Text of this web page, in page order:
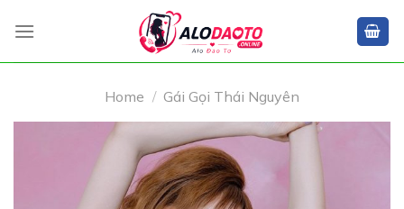
Home / Gái Gọi Thái Nguyên